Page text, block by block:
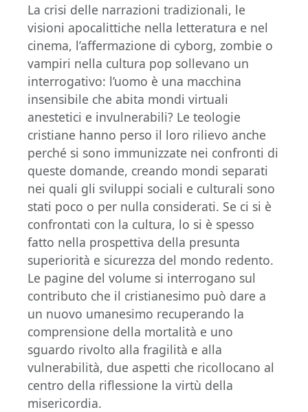
La crisi delle narrazioni tradizionali, le
visioni apocalittiche nella letteratura e nel
cinema, l’affermazione di cyborg, zombie o
vampiri nella cultura pop sollevano un
interrogativo: l’uomo è una macchina
insensibile che abita mondi virtuali
anestetici e invulnerabili? Le teologie
cristiane hanno perso il loro rilievo anche
perché si sono immunizzate nei confronti di
queste domande, creando mondi separati
nei quali gli sviluppi sociali e culturali sono
stati poco o per nulla considerati. Se ci si è
confrontati con la cultura, lo si è spesso
fatto nella prospettiva della presunta
superiorità e sicurezza del mondo redento.
Le pagine del volume si interrogano sul
contributo che il cristianesimo può dare a
un nuovo umanesimo recuperando la
comprensione della mortalità e uno
sguardo rivolto alla fragilità e alla
vulnerabilità, due aspetti che ricollocano al
centro della riflessione la virtù della
misericordia.